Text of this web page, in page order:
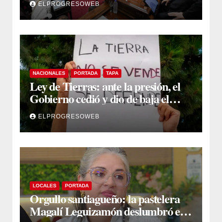
ELPROGRESOWEB
NACIONALES PORTADA TAPA
Ley de Tierras: ante la presión, el
Gobierno cedió y dio de baja el
capítulo de la polémica
ELPROGRESOWEB
LOCALES PORTADA
Orgullo santiagueño: la pastelera
Magalí Leguizamón deslumbró en